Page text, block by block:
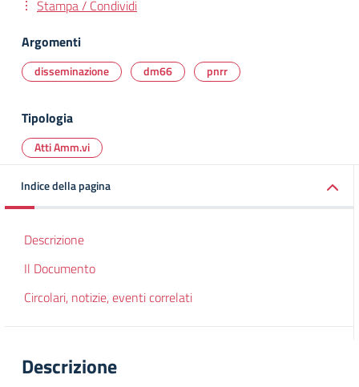
Stampa / Condividi
Argomenti
disseminazione dm66 pnrr
Tipologia
Atti Amm.vi
Indice della pagina
Descrizione
Il Documento
Circolari, notizie, eventi correlati
Descrizione